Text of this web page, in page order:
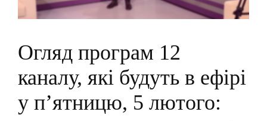
Огляд програм 12
каналу, які будуть в ефірі
у п’ятницю, 5 лютого: